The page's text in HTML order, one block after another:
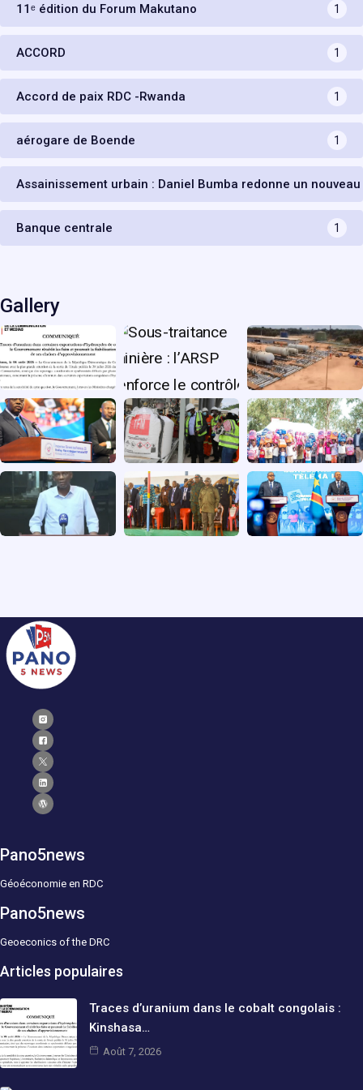
11ᵉ édition du Forum Makutano 1
ACCORD 1
Accord de paix RDC -Rwanda 1
aérogare de Boende 1
Assainissement urbain : Daniel Bumba redonne un
Banque centrale 1
Gallery
Pano5news
Géoéconomie en RDC
Pano5news
Geoeconics of the DRC
Articles populaires
Traces d’uranium dans le cobalt congolais :
Kinshasa…
Août 7, 2026